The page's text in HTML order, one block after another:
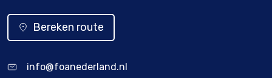
Bereken route
info@foanederland.nl